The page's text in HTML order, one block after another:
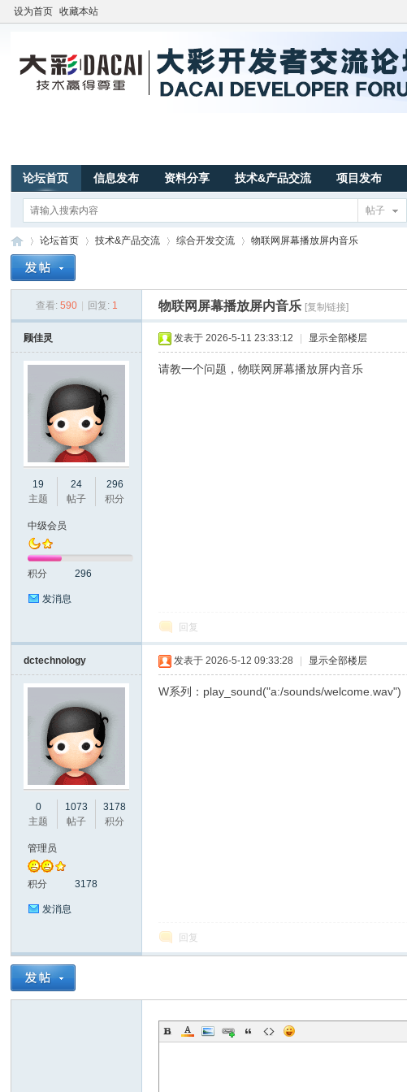
设为首页 收藏本站
论坛首页 信息发布 资料分享 技术&产品交流 项目发布
帖子
论坛首页
›
技术&产品交流
›
综合开发交流
›
物联网屏幕播放屏内音乐
查看: 590 回复: 1 物联网屏幕播放屏内音乐 [复制链接]
顾佳灵
19
主题
24
帖子
296
积分
中级会员
积分 296
发消息
发表于 2026-5-11 23:33:12 显示全部楼层
请教一个问题，物联网屏幕播放屏内音乐
回复
dctechnology
0
主题
1073
帖子
3178
积分
管理员
积分 3178
发消息
发表于 2026-5-12 09:33:28 显示全部楼层
W系列：play_sound("a:/sounds/welcome.wav")
回复